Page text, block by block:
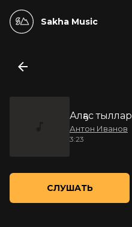
Sakha Music
Алҕас тыллар
Антон Иванов
3:23
СЛУШАТЬ